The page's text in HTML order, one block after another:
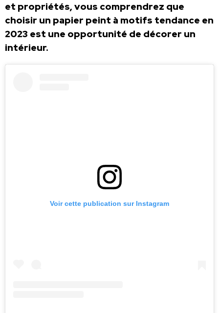
et propriétés, vous comprendrez que
choisir un papier peint à motifs tendance en
2023 est une opportunité de décorer un
intérieur.
Voir cette publication sur Instagram